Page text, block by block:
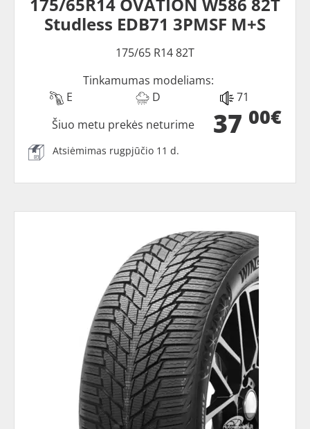
175/65R14 OVATION W586 82T
Studless EDB71 3PMSF M+S
175/65 R14 82T
Tinkamumas modeliams:
E
D 71
37 00€
Šiuo metu prekės neturime
Atsiėmimas rugpjūčio 11 d.